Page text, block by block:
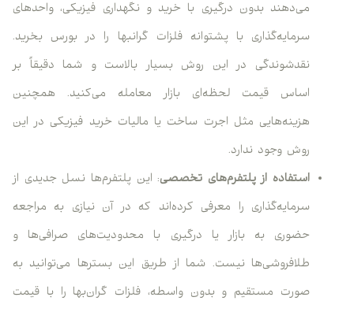
می‌دهند بدون درگیری با خرید و نگهداری فیزیکی، واحدهای
سرمایه‌گذاری با پشتوانه فلزات گرانبها را در بورس بخرید.
نقدشوندگی در این روش بسیار بالاست و شما دقیقاً بر
اساس قیمت لحظه‌ای بازار معامله می‌کنید. همچنین
هزینه‌هایی مثل اجرت ساخت یا مالیات خرید فیزیکی در این
روش وجود ندارد.
استفاده از پلتفرم‌های تخصصی: این پلتفرم‌ها نسل جدیدی از
سرمایه‌گذاری را معرفی کرده‌اند که در آن نیازی به مراجعه
حضوری به بازار یا درگیری با محدودیت‌های صرافی‌ها و
طلافروشی‌ها نیست. شما از طریق این بسترها می‌توانید به
صورت مستقیم و بدون واسطه، فلزات گران‌بها را با قیمت